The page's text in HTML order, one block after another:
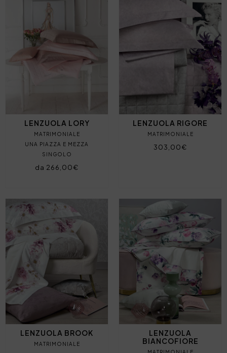
LENZUOLA LORY
MATRIMONIALE
UNA PIAZZA E MEZZA
SINGOLO
da 266,00€
LENZUOLA RIGORE
MATRIMONIALE
303,00€
LENZUOLA BROOK
MATRIMONIALE
LENZUOLA
BIANCOFIORE